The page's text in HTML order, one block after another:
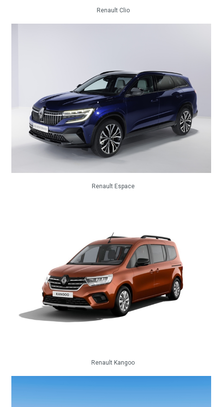
Renault Clio
Renault Espace
Renault Kangoo